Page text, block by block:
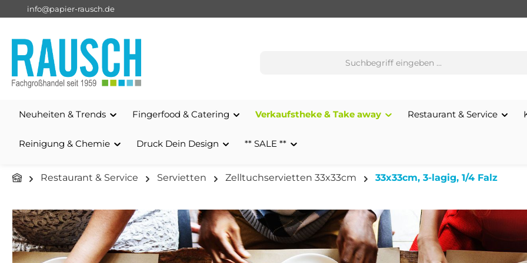
Zur Hauptnavigation springen
info@papier-rausch.de
Neuheiten & Trends Fingerfood & Catering Verkaufstheke & Take away Restaurant & Service
Reinigung & Chemie Druck Dein Design ** SALE **
Restaurant & Service Servietten Zelltuchservietten 33x33cm 33x33cm, 3-lagig, 1/4 Falz
Bildergalerie überspringen